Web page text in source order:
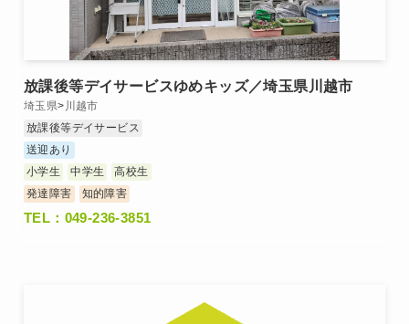
放課後等デイサービスゆめキッズ／埼玉県川越市
埼玉県> 川越市
放課後等デイサービス
送迎あり
小学生
中学生
高校生
発達障害
知的障害
TEL：049-236-3851